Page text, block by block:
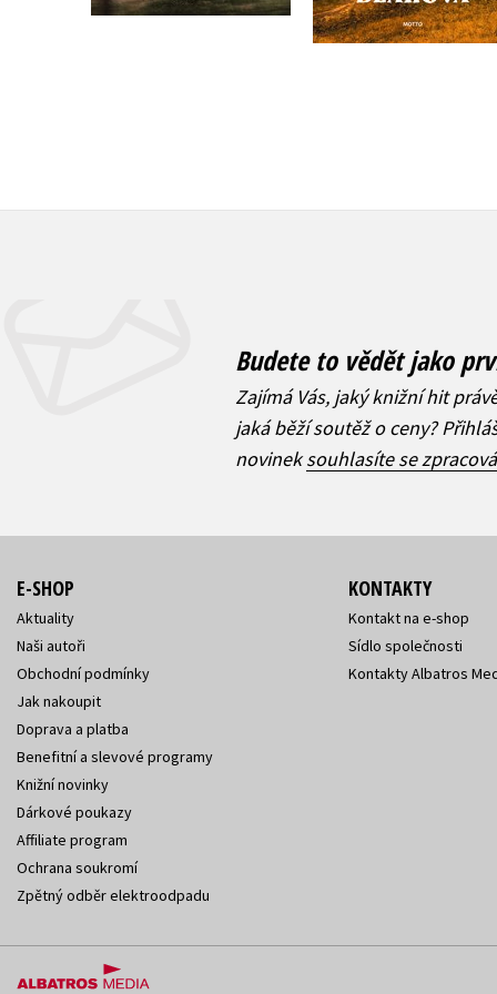
Budete to vědět jako
Zajímá Vás, jaký knižní hit
jaká běží soutěž o ceny?
novineksouhlasíte se
E-SHOP
Aktuality
Naši autoři
Obchodní podmínky
Jak nakoupit
Doprava a platba
Benefitní a slevové programy
Knižní novinky
Dárkové poukazy
Affiliate program
Ochrana soukromí
Zpětný odběr elektroodpadu
KONTAKTY
Kontakt na e-shop
Sídlo společnosti
Kontakty Albatros